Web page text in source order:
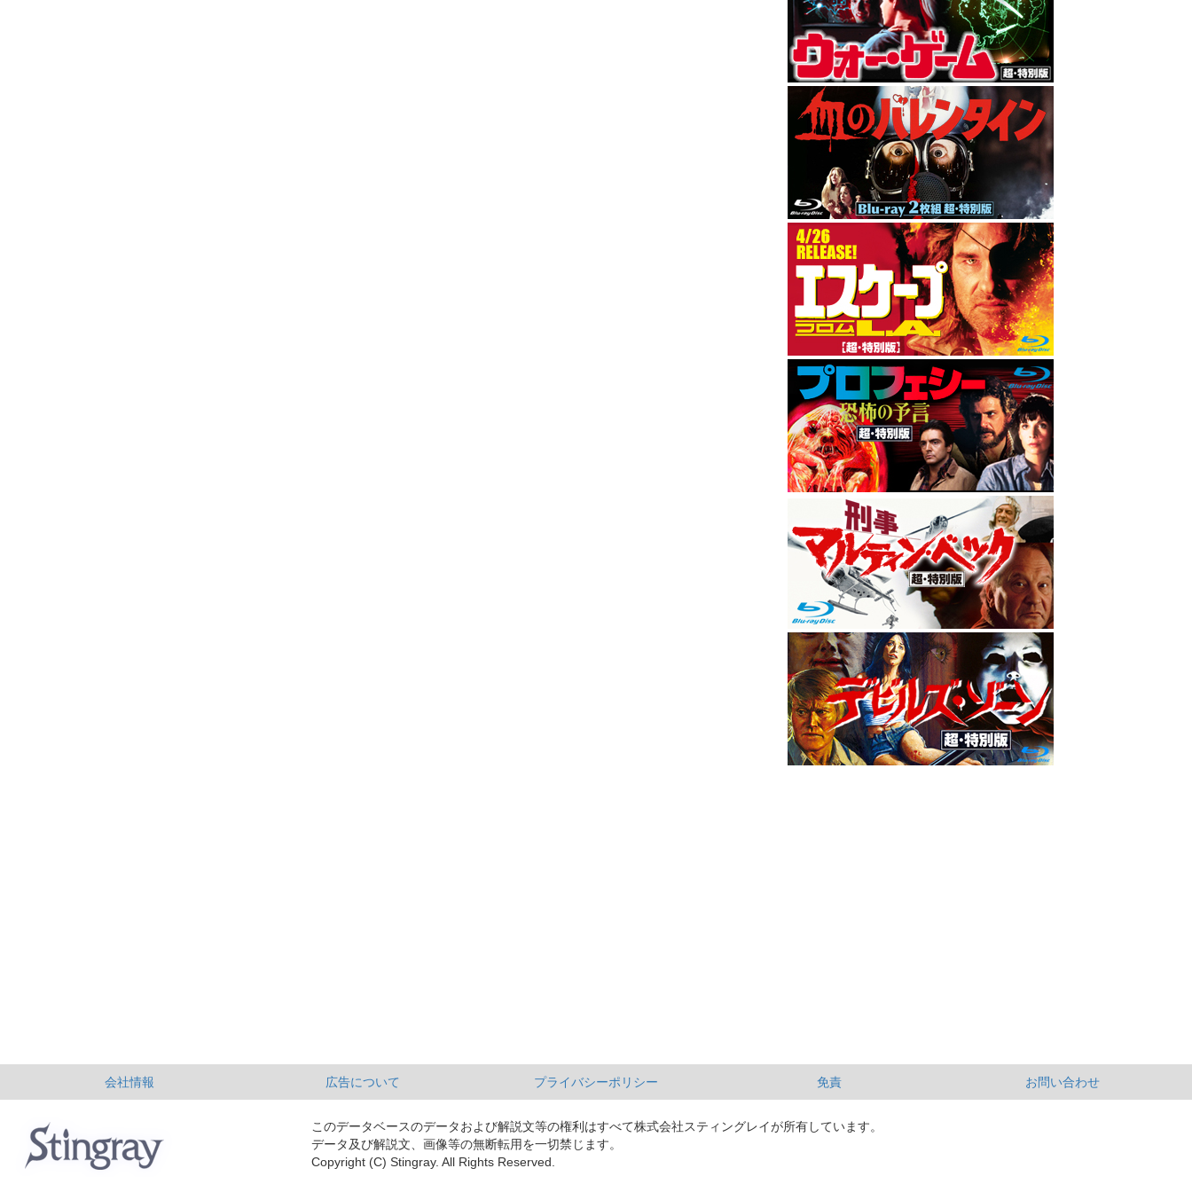
会社情報 広告について プライバシーポリシー 免責 お問い合わせ
このデータベースのデータおよび解説文等の権利はすべて株式会社スティングレイが所有しています。
データ及び解説文、画像等の無断転用を一切禁じます。
Copyright (C) Stingray. All Rights Reserved.